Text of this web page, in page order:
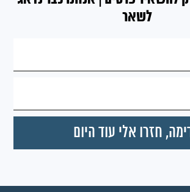
לשאר